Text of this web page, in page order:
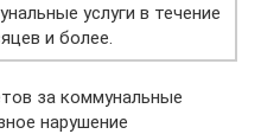
услуги в течение
и более.
за коммунальные
нарушение